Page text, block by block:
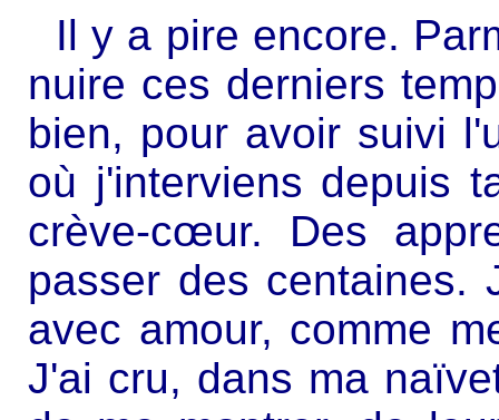
Il y a pire encore.
nuire ces derniers
bien, pour avoir suivi
où j'interviens depuis
crève-cœur. Des
passer des centaines.
avec amour, comme
J'ai cru, dans ma